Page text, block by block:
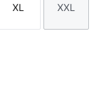
Größe
XL
Größe
XXL